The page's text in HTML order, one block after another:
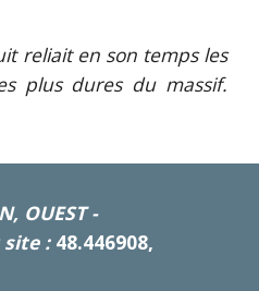
reliait en son temps les
plus dures du massif.
OUEST -
site:48.446908,